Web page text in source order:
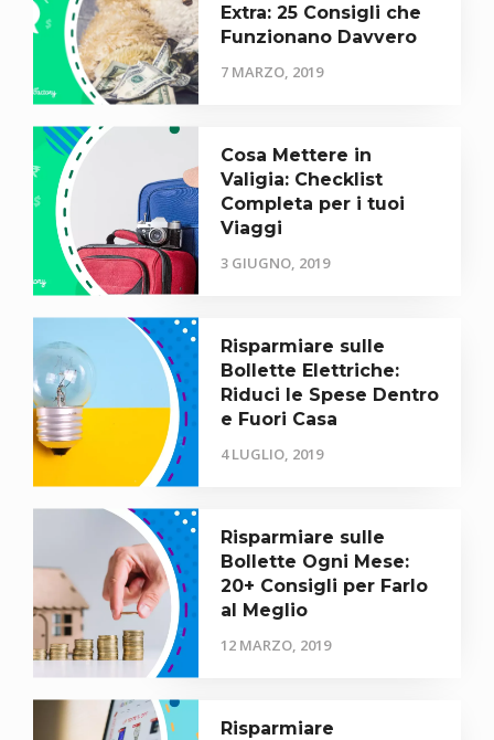
Extra: 25 Consigli che
Funzionano Davvero
7 MARZO, 2019
Cosa Mettere in
Valigia: Checklist
Completa per i tuoi
Viaggi
3 GIUGNO, 2019
Risparmiare sulle
Bollette Elettriche:
Riduci le Spese Dentro
e Fuori Casa
4 LUGLIO, 2019
Risparmiare sulle
Bollette Ogni Mese:
20+ Consigli per Farlo
al Meglio
12 MARZO, 2019
Risparmiare